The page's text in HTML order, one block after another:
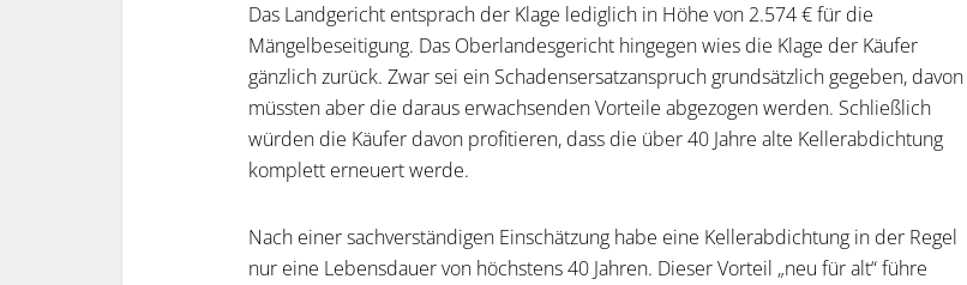
Das Landgericht entsprach der Klage lediglich in Höhe von 2.574 € für die
Mängelbeseitigung. Das Oberlandesgericht hingegen wies die Klage der Käufer
gänzlich zurück. Zwar sei ein Schadensersatzanspruch grundsätzlich gegeben, davon
müssten aber die daraus erwachsenden Vorteile abgezogen werden. Schließlich
würden die Käufer davon profitieren, dass die über 40 Jahre alte Kellerabdichtung
komplett erneuert werde.
Nach einer sachverständigen Einschätzung habe eine Kellerabdichtung in der Regel
nur eine Lebensdauer von höchstens 40 Jahren. Dieser Vorteil „neu für alt“ führe